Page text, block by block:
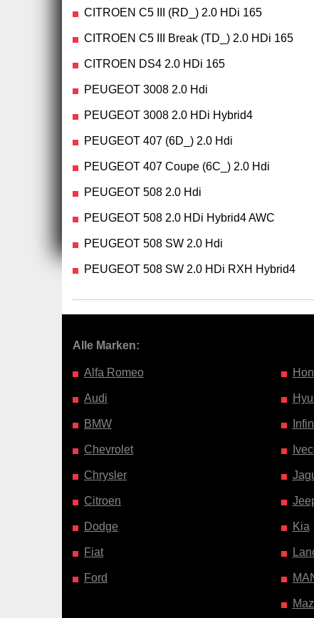
CITROEN C5 III (RD_) 2.0 HDi 165
CITROEN C5 III Break (TD_) 2.0 HDi 165
CITROEN DS4 2.0 HDi 165
PEUGEOT 3008 2.0 Hdi
PEUGEOT 3008 2.0 HDi Hybrid4
PEUGEOT 407 (6D_) 2.0 Hdi
PEUGEOT 407 Coupe (6C_) 2.0 Hdi
PEUGEOT 508 2.0 Hdi
PEUGEOT 508 2.0 HDi Hybrid4 AWC
PEUGEOT 508 SW 2.0 Hdi
PEUGEOT 508 SW 2.0 HDi RXH Hybrid4
Alle Marken:
Alfa Romeo
Audi
BMW
Chevrolet
Chrysler
Citroen
Dodge
Fiat
Ford
Kia